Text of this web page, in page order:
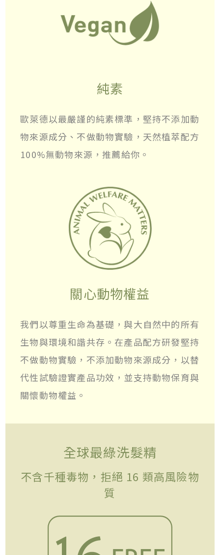
純素
歐萊德以最嚴謹的純素標準，堅持不添加動
物來源成分、不做動物實驗，天然植萃配方
100%無動物來源，推薦給你。
關心動物權益
我們以尊重生命為基礎，與大自然中的所有
生物與環境和諧共存。在產品配方研發堅持
不做動物實驗，不添加動物來源成分，以替
代性試驗證實產品功效，並支持動物保育與
關懷動物權益。
全球最綠洗髮精
不含千種毒物，拒絕 16 類高風險物
質